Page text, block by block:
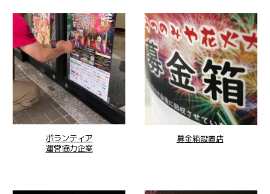
ボランティア
運営協力企業
募金箱設置店